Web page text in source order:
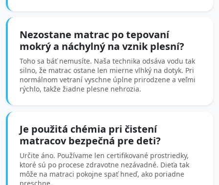
Nezostane matrac po tepovaní
mokrý a náchylný na vznik plesní?
Toho sa báť nemusíte. Naša technika odsáva vodu tak
silno, že matrac ostane len mierne vlhký na dotyk. Pri
normálnom vetraní vyschne úplne prirodzene a veľmi
rýchlo, takže žiadne plesne nehrozia.
Je použitá chémia pri čistení
matracov bezpečná pre deti?
Určite áno. Používame len certifikované prostriedky,
ktoré sú po procese zdravotne nezávadné. Dieťa tak
môže na matraci pokojne spať hneď, ako poriadne